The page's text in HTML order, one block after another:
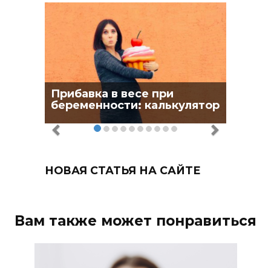
Прибавка в весе при
беременности: калькулятор
НОВАЯ СТАТЬЯ НА САЙТЕ
Вам также может понравиться